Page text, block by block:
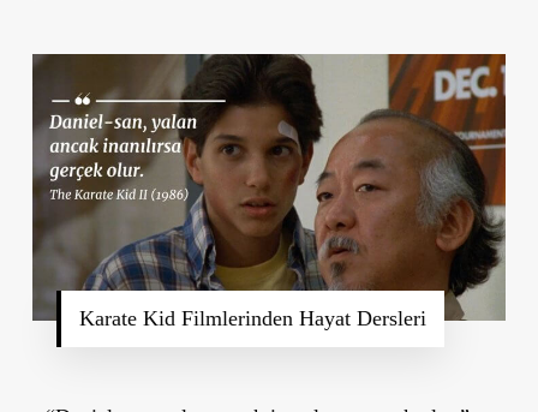
Karate Kid Filmlerinden Hayat Dersleri